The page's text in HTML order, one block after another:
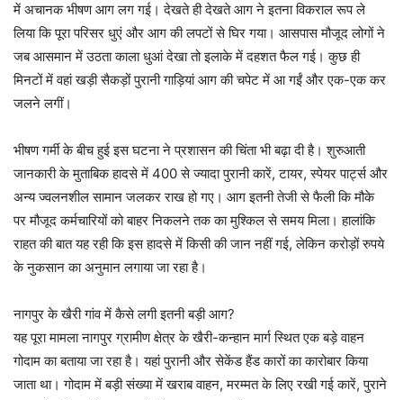
में अचानक भीषण आग लग गई। देखते ही देखते आग ने इतना विकराल रूप ले
लिया कि पूरा परिसर धुएं और आग की लपटों से घिर गया। आसपास मौजूद लोगों ने
जब आसमान में उठता काला धुआं देखा तो इलाके में दहशत फैल गई। कुछ ही
मिनटों में वहां खड़ी सैकड़ों पुरानी गाड़ियां आग की चपेट में आ गईं और एक-एक कर
जलने लगीं।
भीषण गर्मी के बीच हुई इस घटना ने प्रशासन की चिंता भी बढ़ा दी है। शुरुआती
जानकारी के मुताबिक हादसे में 400 से ज्यादा पुरानी कारें, टायर, स्पेयर पार्ट्स और
अन्य ज्वलनशील सामान जलकर राख हो गए। आग इतनी तेजी से फैली कि मौके
पर मौजूद कर्मचारियों को बाहर निकलने तक का मुश्किल से समय मिला। हालांकि
राहत की बात यह रही कि इस हादसे में किसी की जान नहीं गई, लेकिन करोड़ों रुपये
के नुकसान का अनुमान लगाया जा रहा है।
नागपुर के खैरी गांव में कैसे लगी इतनी बड़ी आग?
यह पूरा मामला नागपुर ग्रामीण क्षेत्र के खैरी-कन्हान मार्ग स्थित एक बड़े वाहन
गोदाम का बताया जा रहा है। यहां पुरानी और सेकेंड हैंड कारों का कारोबार किया
जाता था। गोदाम में बड़ी संख्या में खराब वाहन, मरम्मत के लिए रखी गई कारें, पुराने